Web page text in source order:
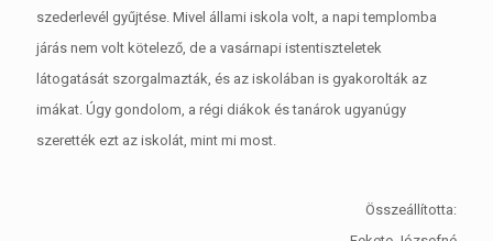
szederlevél gyűjtése. Mivel állami iskola volt, a napi templomba
járás nem volt kötelező, de a vasárnapi istentiszteletek
látogatását szorgalmazták, és az iskolában is gyakorolták az
imákat. Úgy gondolom, a régi diákok és tanárok ugyanúgy
szerették ezt az iskolát, mint mi most.
Összeállította: